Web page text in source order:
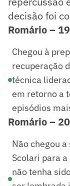
decisão foi
Romário –
Chegou à
recuperação
técnica
em retorno a
episódios
Romário –
Não chegou
Scolari para
não tenha